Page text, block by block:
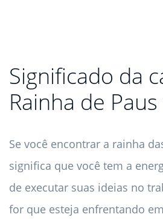
Significado da
Rainha de
Se você encontrar a rainha
significa que você tem a
de executar suas ideias no
for que esteja enfrentando